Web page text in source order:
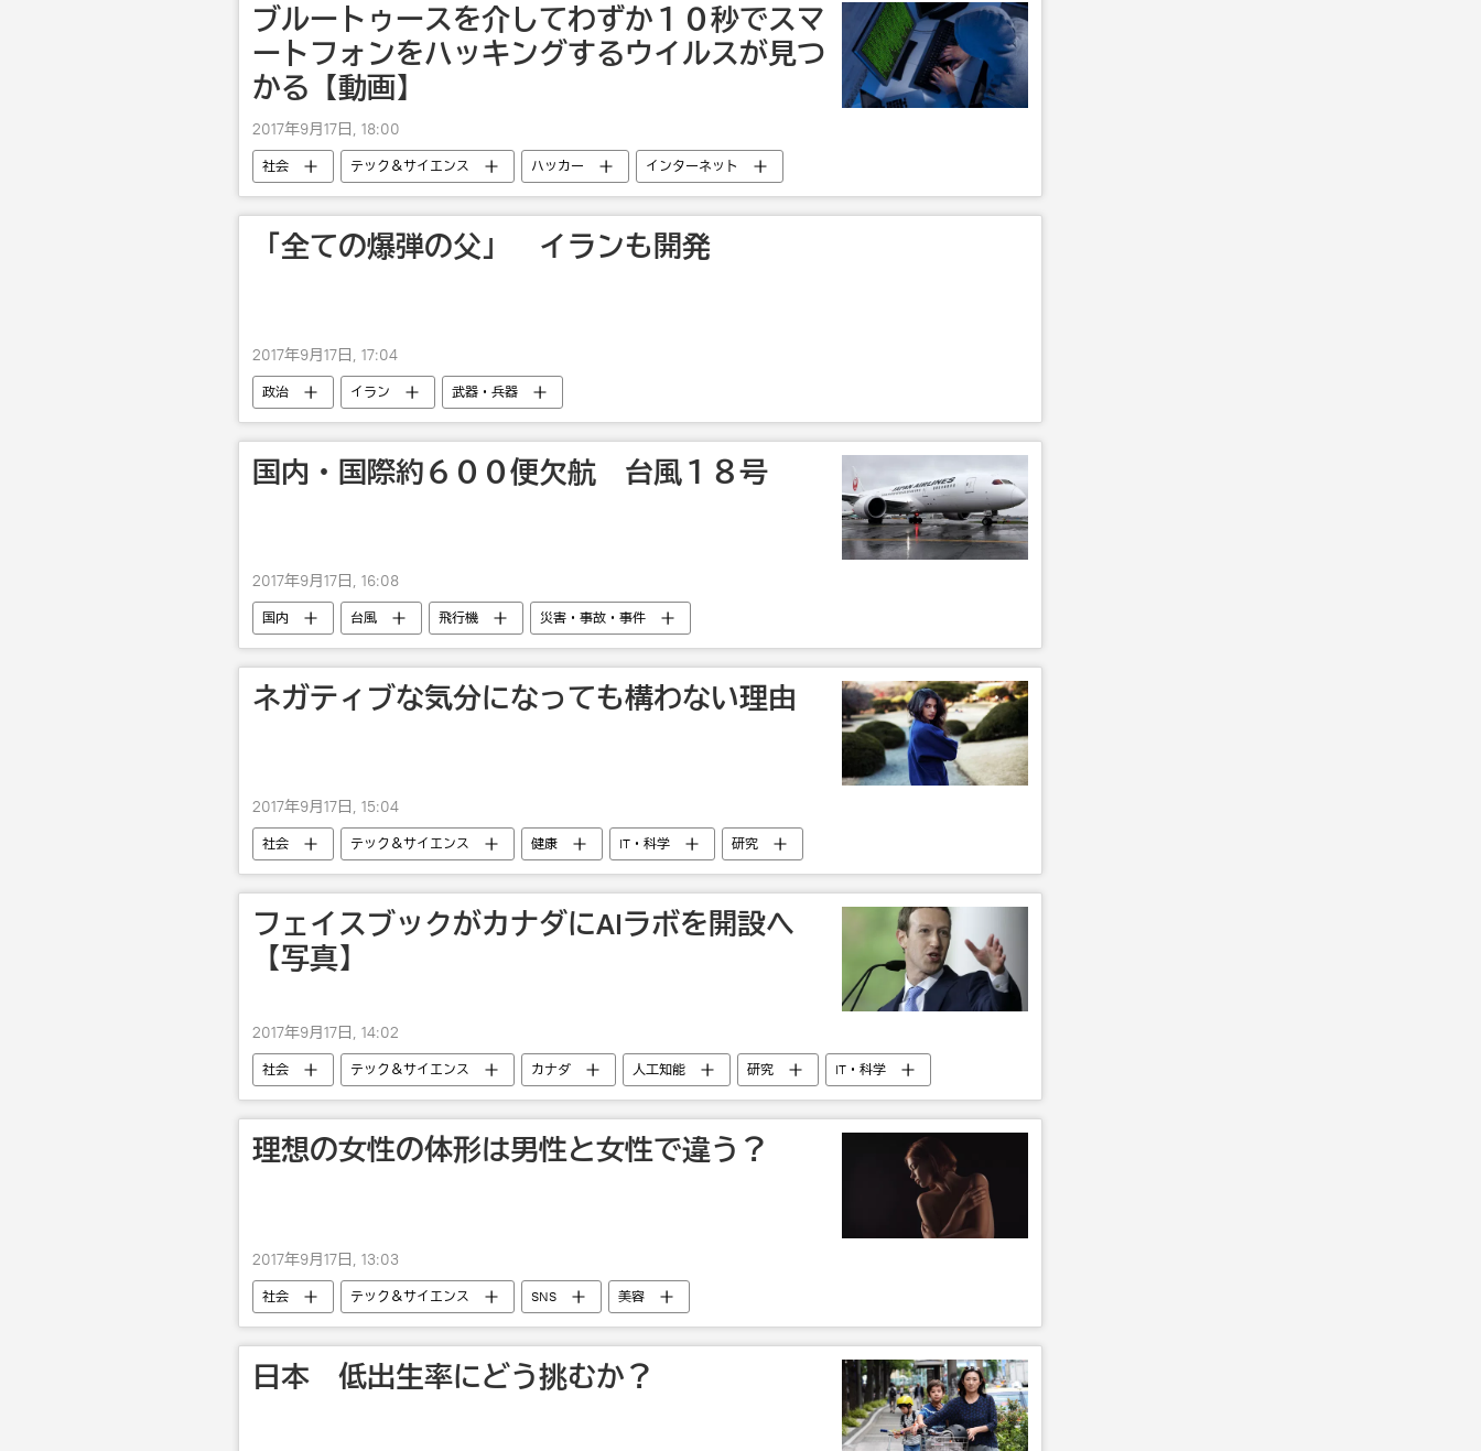
ブルートゥースを介してわずか１０秒でスマ
ートフォンをハッキングするウイルスが見つ
かる【動画】
2017年9月17日, 18:00
社会 テック＆サイエンス ハッカー インターネット
「全ての爆弾の父」 イランも開発
2017年9月17日, 17:04
政治 イラン 武器・兵器
国内・国際約６００便欠航 台風１８号
2017年9月17日, 16:08
国内 台風 飛行機 災害・事故・事件
ネガティブな気分になっても構わない理由
2017年9月17日, 15:04
社会 テック＆サイエンス 健康 IT・科学 研究
フェイスブックがカナダにAIラボを開設へ
【写真】
2017年9月17日, 14:02
社会 テック＆サイエンス カナダ 人工知能 研究 IT・科学
理想の女性の体形は男性と女性で違う？
2017年9月17日, 13:03
社会 テック＆サイエンス SNS 美容
日本 低出生率にどう挑むか？